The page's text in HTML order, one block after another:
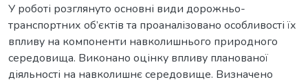
У роботі розглянуто основні види дорожньо-
транспортних об’єктів та проаналізовано особливості їх
впливу на компоненти навколишнього природного
середовища. Виконано оцінку впливу планованої
діяльності на навколишнє середовище. Визначено